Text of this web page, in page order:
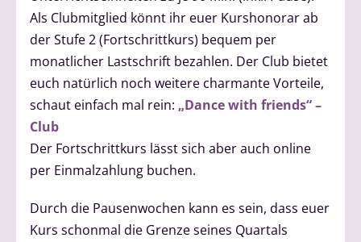
Als Clubmitglied könnt ihr euer Kurshonorar ab
der Stufe 2 (Fortschrittkurs) bequem per
monatlicher Lastschrift bezahlen. Der Club bietet
euch natürlich noch weitere charmante Vorteile,
schaut einfach mal rein: „Dance with friends“ –
Club
Der Fortschrittkurs lässt sich aber auch online
per Einmalzahlung buchen.
Durch die Pausenwochen kann es sein, dass euer
Kurs schonmal die Grenze seines Quartals